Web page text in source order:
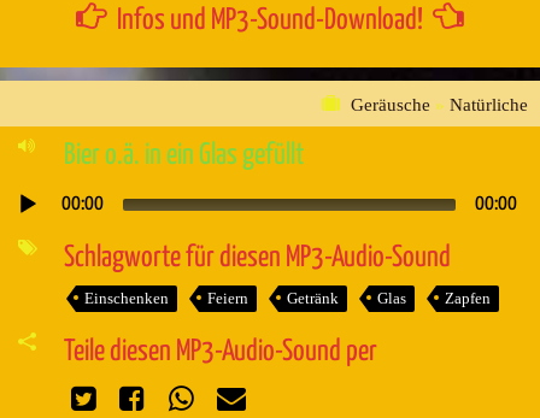
Infos und MP3-Sound-Download!
Geräusche » Natürliche
Bier o.ä. in ein Glas gefüllt
Audio-
00:00 00:00
Schlagworte für diesen MP3-Audio-Sound
Einschenken Feiern Getränk Glas Zapfen
Teile diesen MP3-Audio-Sound per